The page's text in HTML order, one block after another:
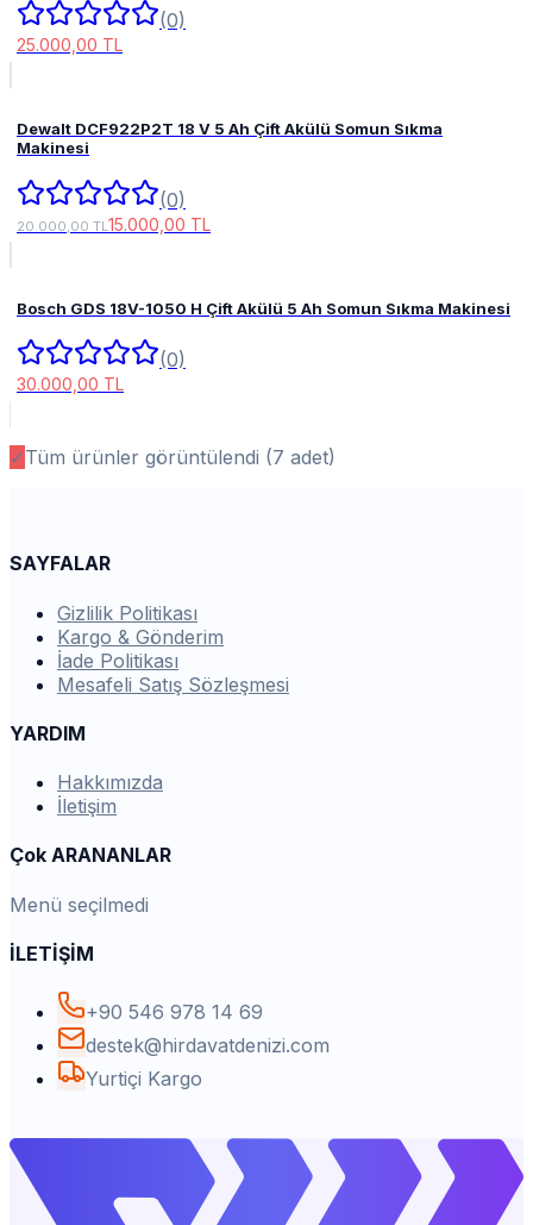
(0)
25.000,00 TL
Dewalt DCF922P2T 18 V 5 Ah Çift Akülü Somun Sıkma
Makinesi
(0)
20.000,00 TL 15.000,00 TL
Bosch GDS 18V-1050 H Çift Akülü 5 Ah Somun Sıkma Makinesi
(0)
30.000,00 TL
✓Tüm ürünler görüntülendi (7 adet)
SAYFALAR
Gizlilik Politikası
Kargo & Gönderim
İade Politikası
Mesafeli Satış Sözleşmesi
YARDIM
Hakkımızda
İletişim
Çok ARANANLAR
Menü seçilmedi
İLETİŞİM
+90 546 978 14 69
destek@hirdavatdenizi.com
Yurtiçi Kargo